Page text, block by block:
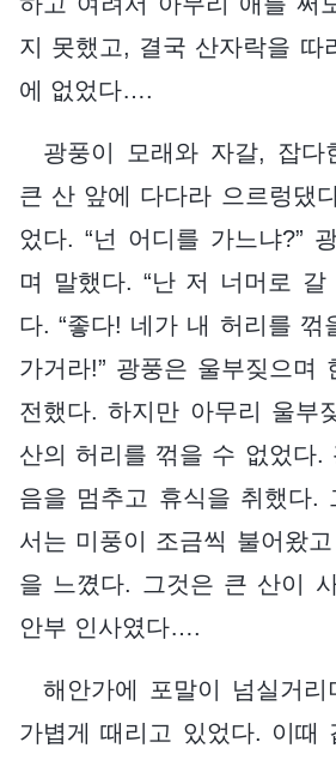
지 못했고, 결국 산자락을 따
에 없었다….
광풍이 모래와 자갈, 잡다
큰 산 앞에 다다라 으르렁댔
었다. “넌 어디를 가느냐?”
며 말했다. “난 저 너머로 갈
다. “좋다! 네가 내 허리를 꺾
가거라!” 광풍은 울부짖으며
전했다. 하지만 아무리 울부
산의 허리를 꺾을 수 없었다.
음을 멈추고 휴식을 취했다.
서는 미풍이 조금씩 불어왔
을 느꼈다. 그것은 큰 산이
안부 인사였다….
해안가에 포말이 넘실거
가볍게 때리고 있었다. 이때